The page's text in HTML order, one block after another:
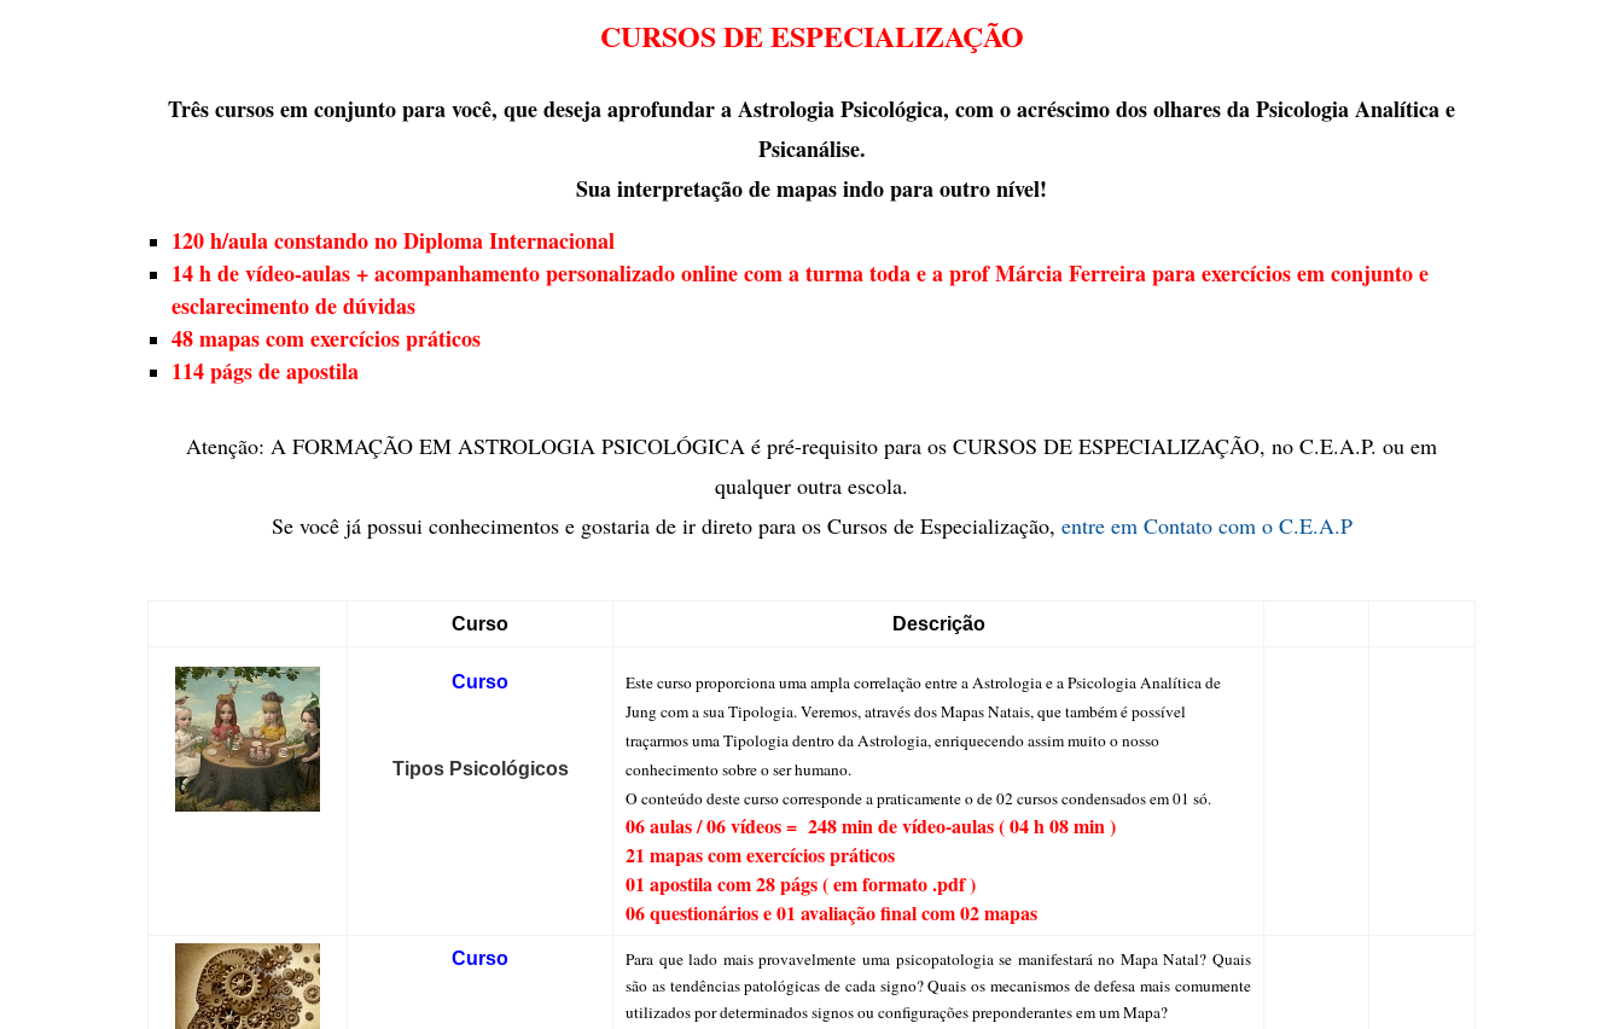
CURSOS DE ESPECIALIZAÇÃO
Três cursos em conjunto para você, que deseja aprofundar a Astrologia Psicológica, como acréscimo dos olhares da Psicologia Analítica e
Psicanálise.
Sua interpretação de mapas indo para outro nível!
120 h/aula constando no Diploma Internacional
14 h de vídeo-aulas + acompanhamento personalizado online com a turma toda e a prof Márcia Ferreira para exercícios em conjunto e
esclarecimento de dúvidas
48 mapascom exercícios práticos
114 págs de apostila
Atenção: A FORMAÇÃO EM ASTROLOGIA PSICOLÓGICA é pré-requisito para os CURSOS DE ESPECIALIZAÇÃO, no C.E.A.P. ou em
qualquer outra escola.
Se você já possui conhecimentos e gostaria de ir direto para os Cursos de Especialização, entre em Contato com o C.E.A.P
Curso Descrição
Curso
Tipos Psicológicos
Este curso proporciona uma ampla correlação entre a Astrologia e a Psicologia Analítica de
Jung com a sua Tipologia. Veremos, através dos Mapas Natais, que também é possível
traçarmos uma Tipologia dentro da Astrologia, enriquecendo assim muito o nosso
conhecimento sobre o ser humano.
O conteúdo deste curso corresponde a praticamente o de 02 cursos condensados em 01 só.
06 aulas / 06 vídeos = 248 min de vídeo-aulas ( 04 h 08 min )
21 mapas com exercícios práticos
01 apostila com 28 págs ( em formato .pdf )
06 questionários e 01 avaliação final com 02 mapas
Curso
Para que lado mais provavelmente uma psicopatologia se manifestará no Mapa Natal? Quais
são as tendências patológicas de cada signo? Quais os mecanismos de defesa mais comumente
utilizados por determinados signos ou configurações preponderantes em um Mapa?